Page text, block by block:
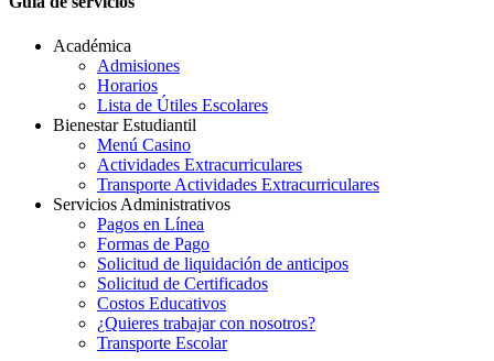
Académica
Admisiones
Horarios
Lista de Útiles Escolares
Bienestar Estudiantil
Menú Casino
Actividades Extracurriculares
Transporte Actividades Extracurriculares
Servicios Administrativos
Pagos en Línea
Formas de Pago
Solicitud de liquidación de anticipos
Solicitud de Certificados
Costos Educativos
¿Quieres trabajar con nosotros?
Transporte Escolar